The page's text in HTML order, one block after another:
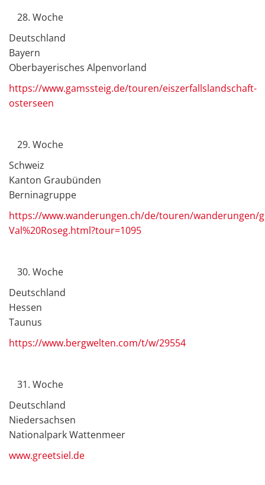
Woche
Deutschland
Bayern
Oberbayerisches Alpenvorland
https://www.gamssteig.de/touren/eiszerfallslandschaft-
osterseen
Woche
Schweiz
Kanton Graubünden
Berninagruppe
https://www.wanderungen.ch/de/touren/wanderungen/
Val%20Roseg.html?tour=1095
Woche
Deutschland
Hessen
Taunus
https://www.bergwelten.com/t/w/29554
Woche
Deutschland
Niedersachsen
Nationalpark Wattenmeer
www.greetsiel.de